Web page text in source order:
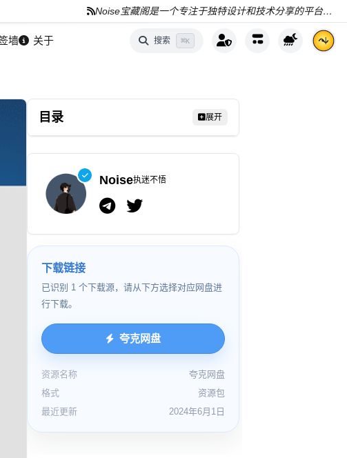
Noise宝藏阁是一个专注于独特设计和技术分享的平台，分享AI、编程和资源
墙 关于 搜索 ⌘K
目录 展开
Noise执迷不悟
下载链接
已识别 1 个下载源，请从下方选择对应网盘进
行下载。
夸克网盘
资源名称
夸克网盘
格式
资源包
最近更新
2024年6月1日